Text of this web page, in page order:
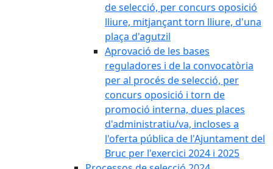
de selecció, per concurs oposició
lliure, mitjançant torn lliure, d'una
plaça d'agutzil
Aprovació de les bases
reguladores i de la convocatòria
per al procés de selecció, per
concurs oposició i torn de
promoció interna, dues places
d'administratiu/va, incloses a
l'oferta pública de l'Ajuntament del
Bruc per l'exercici 2024 i 2025